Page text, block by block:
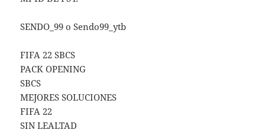
SENDO_99 o Sendo99_ytb
FIFA 22 SBCS
PACK OPENING
SBCS
MEJORES SOLUCIONES
FIFA 22
SIN LEALTAD